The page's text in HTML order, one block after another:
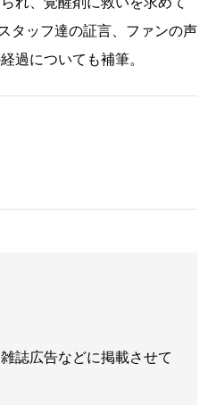
タッフ達の証言、ファンの声
過についても補筆。
誌広告などに掲載させて